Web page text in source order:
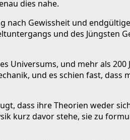
dies nahe.
nach Gewissheit und
und des Jüngsten
Universums, und mehr als 200
und es schien fast, dass
dass ihre Theorien weder
kurz davor stehe, sie zu